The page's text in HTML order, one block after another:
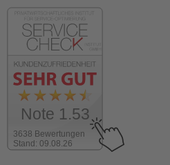
3638 Bewertungen
Stand: 09.08.26
Note 1.53